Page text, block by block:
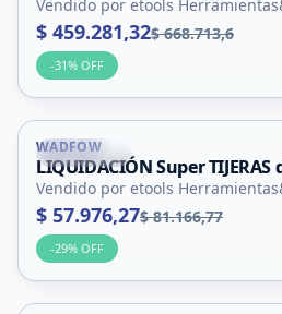
Vendido por etools
$ 459.281,32$ 668.713,6
-31% OFF
La Punta
WADFOW
LIQUIDACIÓN Super TIJERAS
Vendido por etools
$ 57.976,27$ 81.166,77
-29% OFF